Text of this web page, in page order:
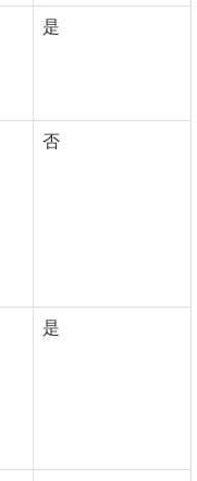
是
否
是